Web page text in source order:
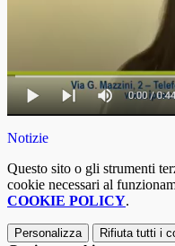
Notizie
Questo sito o gli strumenti
cookie necessari al
COOKIE POLICY.
Personalizza Rifiuta tutti i